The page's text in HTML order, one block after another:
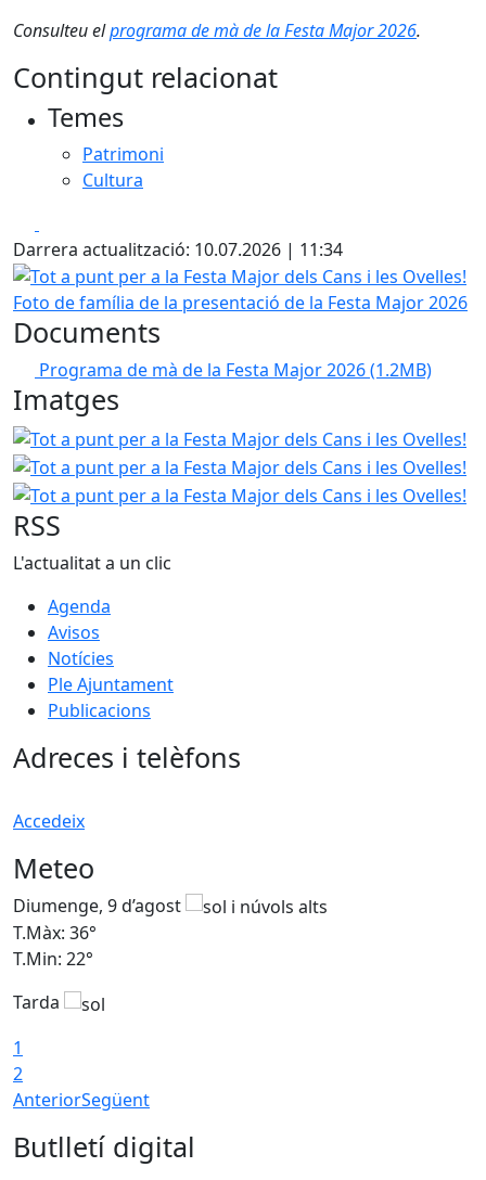
Consulteu elprograma de mà de la Festa Major 2026.
Contingut relacionat
Temes
Patrimoni
Cultura
Darrera actualització: 10.07.2026 | 11:34
Tot a punt per a la Festa Major dels Cans i les Ovelles!
Foto de família de la presentació de la Festa Major 2026
Documents
Programa de mà de la Festa Major 2026(1.2MB)
Imatges
Tot a punt per a la Festa Major dels Cans i les Ovelles!
RSS
L'actualitat a un clic
Agenda
Avisos
Notícies
Ple Ajuntament
Publicacions
Adreces i telèfons
Accedeix
Meteo
Diumenge, 9 d’agost
T.Màx: 36°
T.Min: 22°
Tarda
1
2
AnteriorSegüent
Butlletí digital